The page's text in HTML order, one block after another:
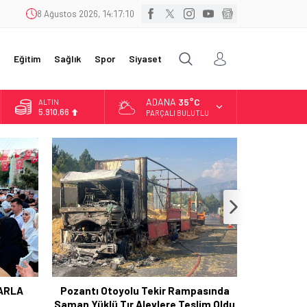
8 Ağustos 2026, 14:17:10
Eğitim Sağlık Spor Siyaset
ALTIN
5.910,66
BİST
11.456,34
DOLAR
42,6961
EURO
50,2615
ADANA 35°C
PARÇALI BULUTLU
Pozantı Otoyolu Tekir Rampasında
Saman Yüklü Tır Alevlere Teslim Oldu